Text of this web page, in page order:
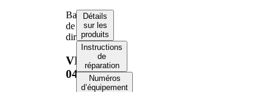
Barre
de
direction
VKDCV
04057
Détails
sur les
produits
Instructions
de
réparation
Numéros
d’équipement